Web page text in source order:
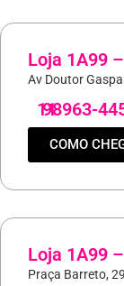
Loja 1A99
Av Doutor
11
98963-
COMO
Loja 1A99
Praça Barreto,